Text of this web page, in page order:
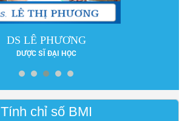
DS LÊ PHƯƠNG
DƯỢC SĨ ĐẠI HỌC
Tính chỉ số BMI